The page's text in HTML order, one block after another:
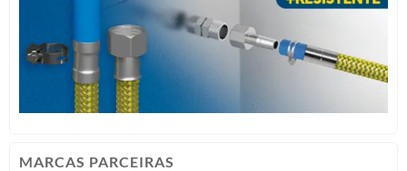
MARCAS PARCEIRAS